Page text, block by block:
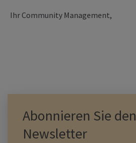
Ihr Community Management,
Abonnieren Sie den
Newsletter